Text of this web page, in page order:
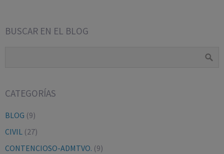
BUSCAR EN EL BLOG
CATEGORÍAS
BLOG (9)
CIVIL (27)
CONTENCIOSO-ADMTVO. (9)